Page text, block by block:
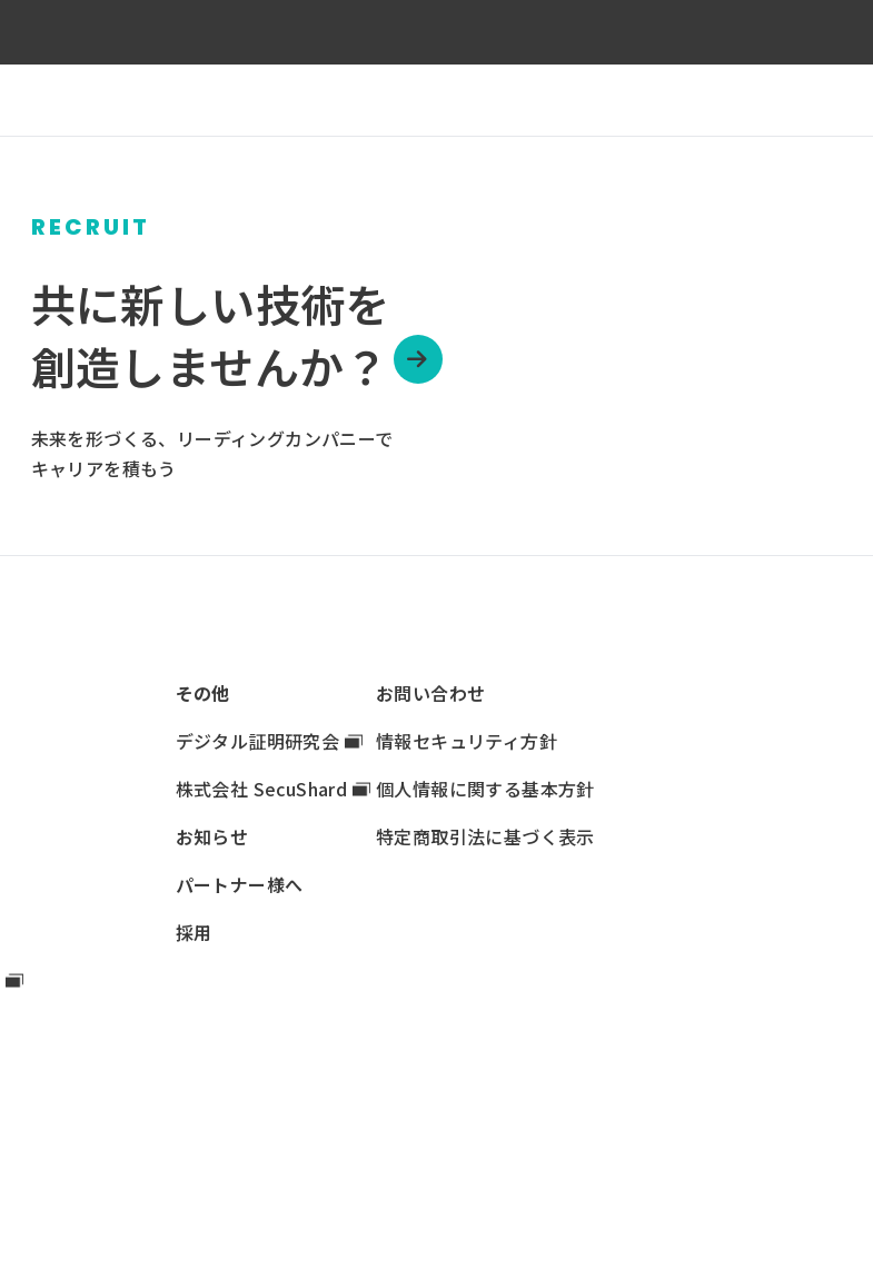
RECRUIT
共に新しい技術を
創造しませんか？
未来を形づくる、リーディングカンパニーで
キャリアを積もう
ー
リ
ン
ク
その他
デジタル証明研究会
株式会社 SecuShard
お知らせ
パートナー様へ
採用
お問い合わせ
情報セキュリティ方針
個人情報に関する基本方針
特定商取引法に基づく表示